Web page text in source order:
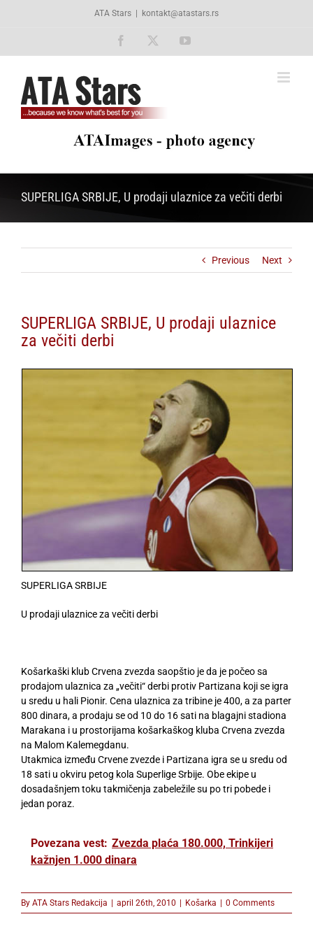
ATA Stars kontakt@atastars.rs
Facebook YouTube
SUPERLIGA SRBIJE, U prodaji ulaznice za večiti derbi
Previous Next
SUPERLIGA SRBIJE, U prodaji ulaznice
za večiti derbi
SUPERLIGA SRBIJE
U prodaji ulaznice za večiti derbi
Košarkaški klub Crvena zvezda saopštio je da je počeo sa
prodajom ulaznica za „večiti“ derbi protiv Partizana koji se igra
u sredu u hali Pionir. Cena ulaznica za tribine je 400, a za parter
800 dinara, a prodaju se od 10 do 16 sati na blagajni stadiona
Marakana i u prostorijama košarkaškog kluba Crvena zvezda
na Malom Kalemegdanu.
Utakmica između Crvene zvezde i Partizana igra se u sredu od
18 sati u okviru petog kola Superlige Srbije. Obe ekipe u
dosadašnjem toku takmičenja zabeležile su po tri pobede i
jedan poraz.
Povezana vest: Zvezda plaća 180.000, Trinkijeri
kažnjen 1.000 dinara
By ATA Stars Redakcija april 26th, 2010 Košarka 0 Comments